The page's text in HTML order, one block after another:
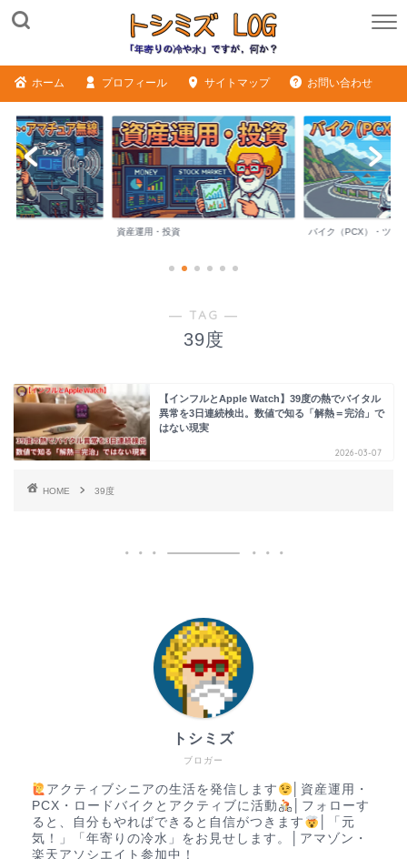
ホーム プロフィール サイトマップ お問い合わせ
資産運用・投資 バイク（PCX）・ツー
― TAG ―
39度
【インフルとApple Watch】39度の熱でバイタル
異常を3日連続検出。数値で知る「解熱＝完治」で
はない現実
2026-03-07
HOME 39度
ブロガー
トシミズ
アクティブシニアの生活を発信します
│資産運用・
PCX・ロードバイクとアクティブに活動
│フォローす
ると、自分もやればできると自信がつきます
│「元
気！」「年寄りの冷水」をお見せします。│アマゾン・
楽天アソシエイト参加中！